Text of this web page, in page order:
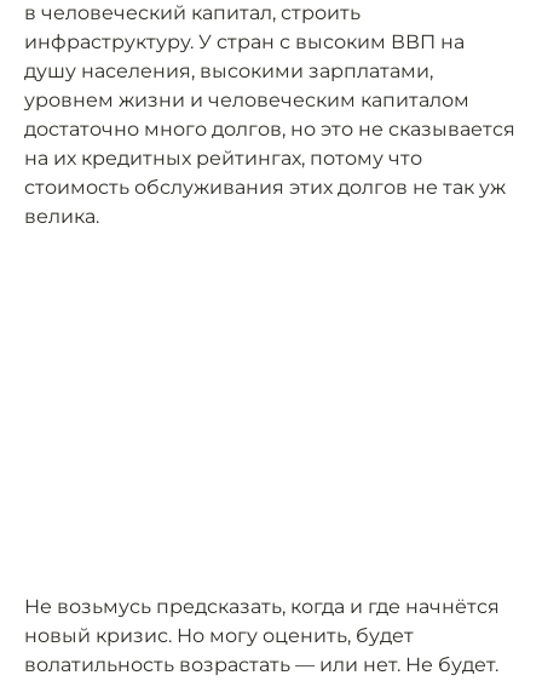
в человеческий капитал, строить
инфраструктуру. У стран с высоким ВВП на
душу населения, высокими зарплатами,
уровнем жизни и человеческим капиталом
достаточно много долгов, но это не сказывается
на их кредитных рейтингах, потому что
стоимость обслуживания этих долгов не так уж
велика.
Не возьмусь предсказать, когда и где начнётся
новый кризис. Но могу оценить, будет
волатильность возрастать — или нет. Не будет.